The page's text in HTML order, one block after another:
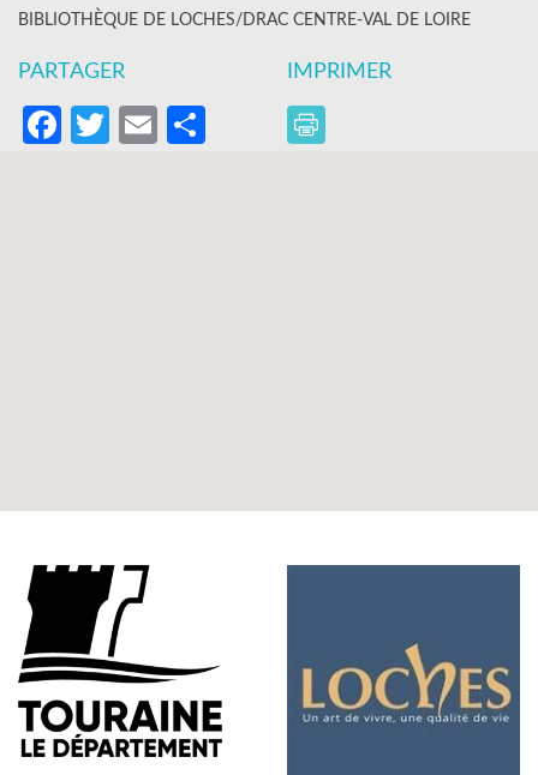
BIBLIOTHÈQUE DE LOCHES/DRAC CENTRE-VAL DE LOIRE
PARTAGER
Facebook
Twitter
EmailPartager
IMPRIMER